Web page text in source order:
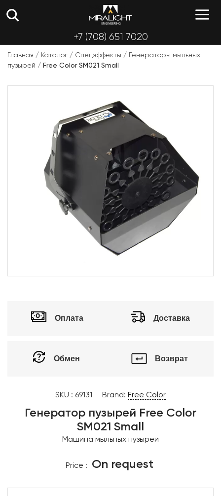
+7 (708) 651 7020
Главная / Каталог / Спецэффекты / Генераторы мыльных
пузырей / Free Color SM021 Small
Оплата Доставка
Обмен Возврат
SKU : 69131 Brand: Free Color
Генератор пузырей Free Color
SM021 Small
Машина мыльных пузырей
Price : On request